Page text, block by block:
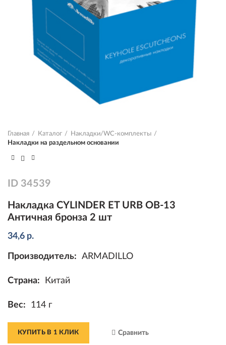
Главная Каталог
Накладки/WC-комплекты
Накладки на раздельном основании
ID 34539
Накладка CYLINDER ET URB OB-13
Античная бронза 2 шт
34,6 р.
Производитель: ARMADILLO
Страна: Китай
Вес: 114 г
КУПИТЬ В 1 КЛИК Сравнить